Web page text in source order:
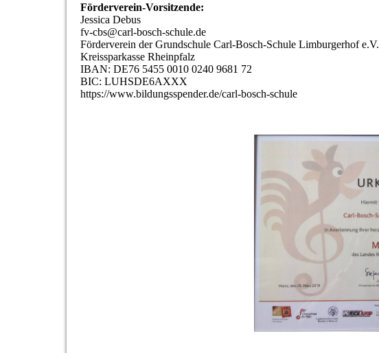
Förderverein-Vorsitzende:
Jessica Debus
fv-cbs@carl-bosch-schule.de
Förderverein der Grundschule Carl-Bosch-Schule Limburgerhof e.V.
Kreissparkasse Rheinpfalz
IBAN: DE76 5455 0010 0240 9681 72
BIC: LUHSDE6AXXX
https://www.bildungsspender.de/carl-bosch-schule